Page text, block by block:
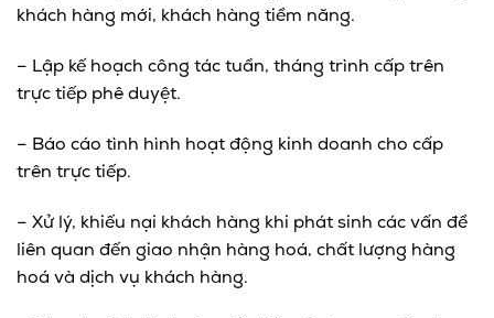
khách hàng mới, khách hàng tiềm năng.
– Lập kế hoạch công tác tuần, tháng trình cấp trên
trực tiếp phê duyệt.
– Báo cáo tình hình hoạt động kinh doanh cho cấp
trên trực tiếp.
– Xử lý, khiếu nại khách hàng khi phát sinh các vấn đề
liên quan đến giao nhận hàng hoá, chất lượng hàng
hoá và dịch vụ khách hàng.